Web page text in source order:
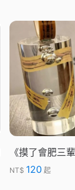
《摸了會肥三
NT$ 120 起